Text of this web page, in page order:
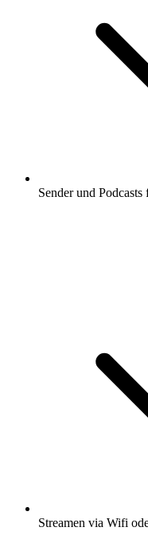
Sender und Podcasts
Streamen via Wifi